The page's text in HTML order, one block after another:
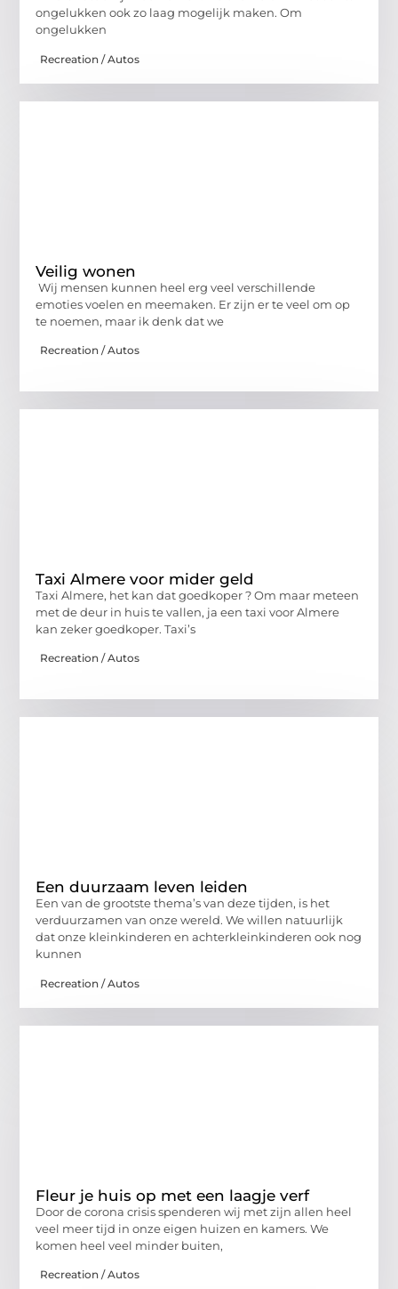
ongelukken ook zo laag mogelijk maken. Om
ongelukken
Recreation / Autos
Veilig wonen
Wij mensen kunnen heel erg veel verschillende
emoties voelen en meemaken. Er zijn er te veel om op
te noemen, maar ik denk dat we
Recreation / Autos
Taxi Almere voor mider geld
Taxi Almere, het kan dat goedkoper ? Om maar meteen
met de deur in huis te vallen, ja een taxi voor Almere
kan zeker goedkoper. Taxi’s
Recreation / Autos
Een duurzaam leven leiden
Een van de grootste thema’s van deze tijden, is het
verduurzamen van onze wereld. We willen natuurlijk
dat onze kleinkinderen en achterkleinkinderen ook nog
kunnen
Recreation / Autos
Fleur je huis op met een laagje verf
Door de corona crisis spenderen wij met zijn allen heel
veel meer tijd in onze eigen huizen en kamers. We
komen heel veel minder buiten,
Recreation / Autos